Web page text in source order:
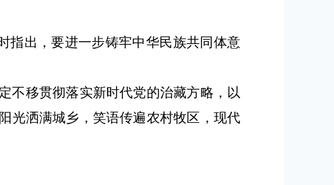
指出，要进一步铸牢中华民族共同体意
不移贯彻落实新时代党的治藏方略，以
光洒满城乡，笑语传遍农村牧区，现代